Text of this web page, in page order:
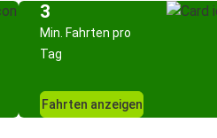
3
Min. Fahrten pro
Tag
Fahrten anzeigen